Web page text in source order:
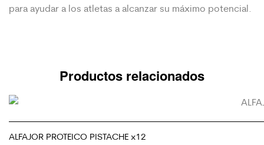
para ayudar a los atletas a alcanzar su máximo potencial.
Productos relacionados
ALFAJOR PROTEICO PISTACHE x12